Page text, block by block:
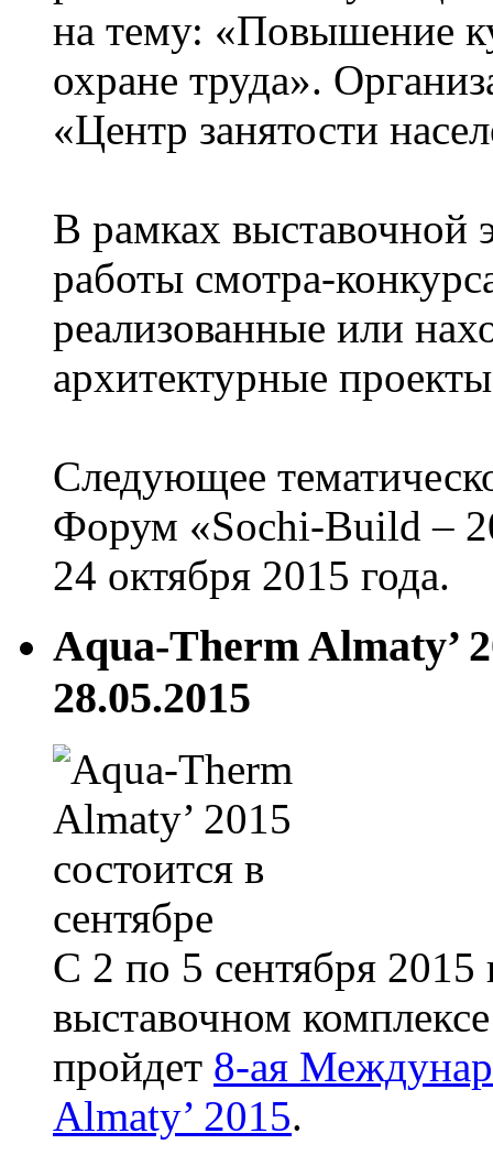
на тему: «Повышение
охране труда».
«Центр занятости
В рамках выставочной
работы смотра-
реализованные или
архитектурные
Следующее
Форум «Sochi-Build –
24 октября 2015 года.
Aqua-Therm Almaty’
28.05.2015
С 2 по 5 сентября 2015
выставочном
пройдет 8-ая
Almaty’ 2015.